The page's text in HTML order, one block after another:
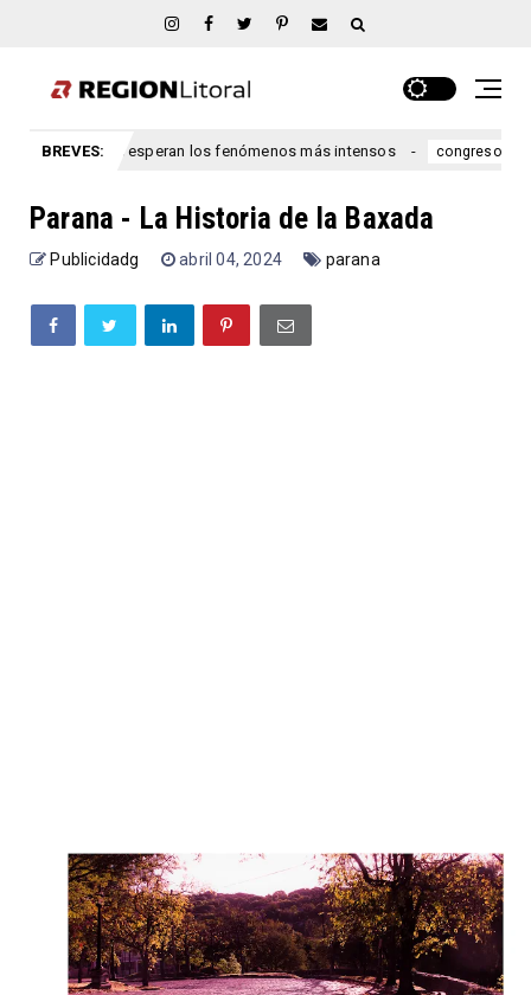
BREVES:
se esperan los fenómenos más intensos congreso Ley de
Parana - La Historia de la Baxada
Publicidadg abril 04, 2024 parana